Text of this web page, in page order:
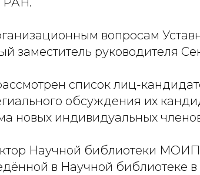
вопросам
заместитель руководителя
список лиц-
обсуждения их
новых индивидуальных
Научной библиотеки МОИП
в Научной библиотеке